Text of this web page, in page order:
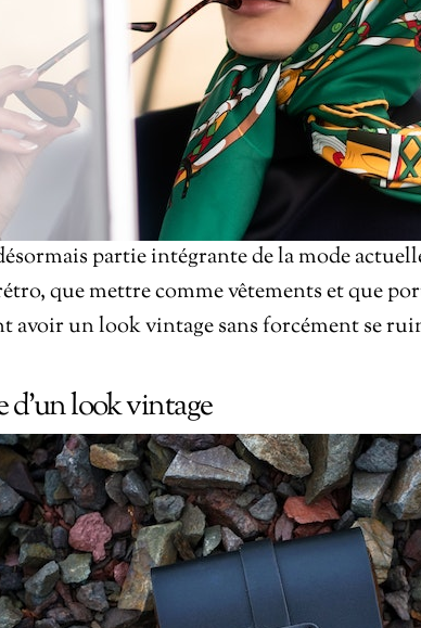
partie intégrante de la mode
que mettre comme vêtements et que
avoir un look vintage sans forcément se
d’un look vintage